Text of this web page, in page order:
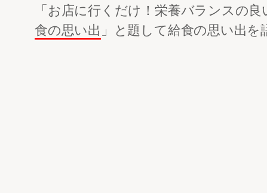
「お店に行くだけ！栄養バランスの
食の思い出 」と題して給食の思い出